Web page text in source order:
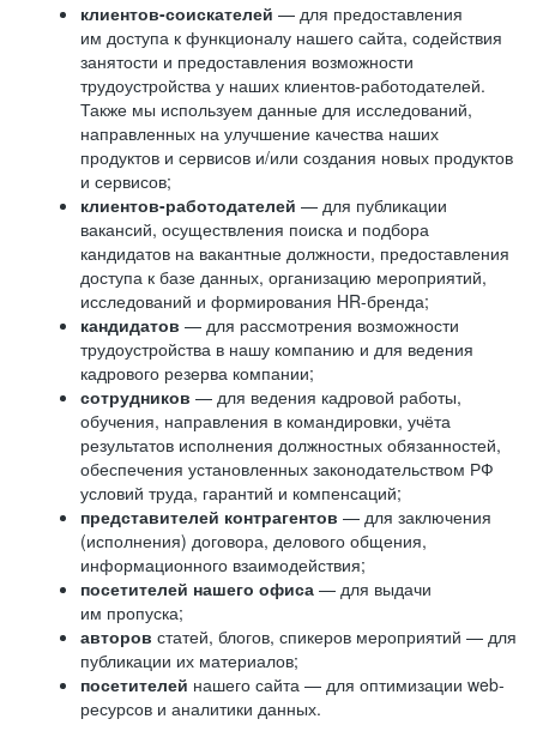
клиентов-соискателей — для предоставления
им доступа к функционалу нашего сайта, содействия
занятости и предоставления возможности
трудоустройства у наших клиентов-работодателей.
Также мы используем данные для исследований,
направленных на улучшение качества наших
продуктов и сервисов и/или создания новых продуктов
и сервисов;
клиентов-работодателей — для публикации
вакансий, осуществления поиска и подбора
кандидатов на вакантные должности, предоставления
доступа к базе данных, организацию мероприятий,
исследований и формирования HR-бренда;
кандидатов — для рассмотрения возможности
трудоустройства в нашу компанию и для ведения
кадрового резерва компании;
сотрудников — для ведения кадровой работы,
обучения, направления в командировки, учёта
результатов исполнения должностных обязанностей,
обеспечения установленных законодательством РФ
условий труда, гарантий и компенсаций;
представителей контрагентов — для заключения
(исполнения) договора, делового общения,
информационного взаимодействия;
посетителей нашего офиса — для выдачи
им пропуска;
авторов статей, блогов, спикеров мероприятий — для
публикации их материалов;
посетителей нашего сайта — для оптимизации web-
ресурсов и аналитики данных.